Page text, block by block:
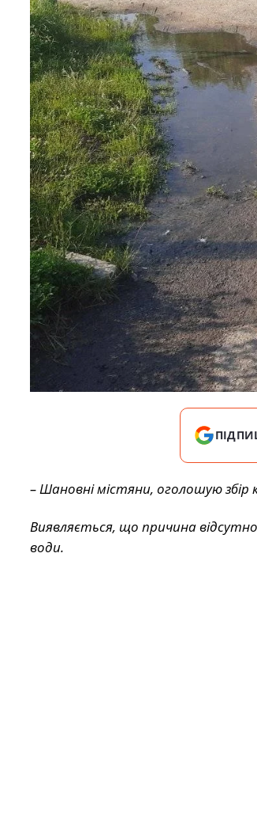
– Шановні містяни, оголошую збір
Виявляється, що причина
води.